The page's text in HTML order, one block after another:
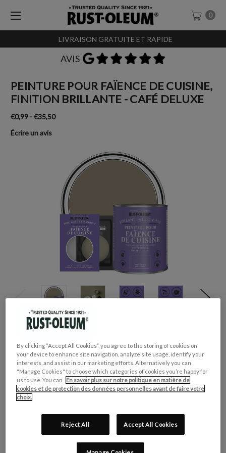
LIVRAISON GRATUITE ET RAPIDE
0
AVIS
PEINTURE POUR FAÏENCE DE CUISINE,
FINITION BRILLANTE - CAFÉ DELUXE
€0,99 - €35,50
Écrire un avis
COLLECTION DE COULEUR: Neutres
FINITION: Brillante
CONVIENT POUR: Faïence de Cuisine
CONTENU: OBLIGATOIRE
By clicking “Accept All Cookies”, you agree to the storing of cookies on
your device to enhance site navigation, analyze site usage, identify your
interests, and assist in our marketing efforts. Alternatively you can
"Manage Cookies" to choose which categories of cookies you’re happy for
us to use. You can
En savoir plus sur notre politique en matière de
cookies et de protection des données personnelles avant de faire votre
choix.
Reject All Accept All Cookies